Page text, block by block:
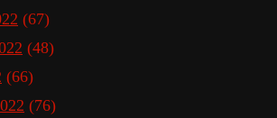
(67)
(48)
(66)
(76)